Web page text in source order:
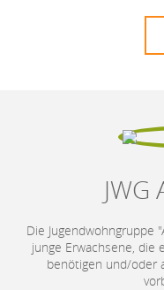
Die Jugendwohngruppe
junge Erwachsene, die
benötigen und/oder